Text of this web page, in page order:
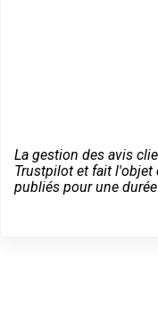
La gestion des avis
Trustpilot et fait
publiés pour une